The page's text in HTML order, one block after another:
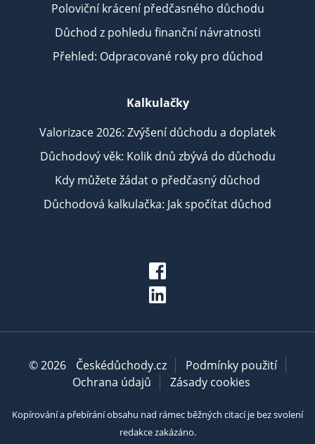
Poloviční krácení předčasného důchodu
Důchod z pohledu finanční návratnosti
Přehled: Odpracované roky pro důchod
Kalkulačky
Valorizace 2026: Zvýšení důchodu a doplatek
Důchodový věk: Kolik dnů zbývá do důchodu
Kdy můžete žádat o předčasný důchod
Důchodová kalkulačka: Jak spočítat důchod
© 2026 Českédůchody.cz
Podmínky použití
Ochrana údajů
Zásady cookies
Kopírování a přebírání obsahu nad rámec běžných citací je bez svolení
redakce zakázáno.